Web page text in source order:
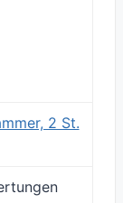
2 St.